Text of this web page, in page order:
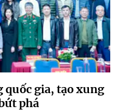
quốc gia, tạo xung
phá